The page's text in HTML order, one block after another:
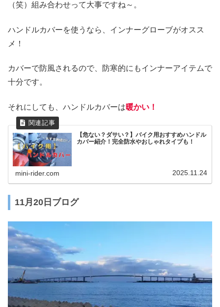
（笑）組み合わせって大事ですね～。
ハンドルカバーを使うなら、インナーグローブがオスス
メ！
カバーで防風されるので、防寒的にもインナーアイテムで
十分です。
それにしても、ハンドルカバーは暖かい！
【危ない？ダサい？】バイク用おすすめハンドル
カバー紹介！完全防水やおしゃれタイプも！
mini-rider.com 2025.11.24
11月20日ブログ